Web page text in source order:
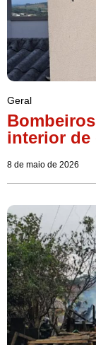
Geral
interior de
8 de maio de 2026